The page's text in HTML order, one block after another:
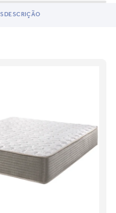
DESCRIÇÃO